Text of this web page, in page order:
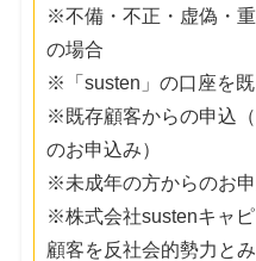
※不備・不正・虚偽・
の場合
※「susten」の口座を
※既存顧客からの申込
のお申込み）
※未成年の方からのお
※株式会社sustenキャ
顧客を反社会的勢力と